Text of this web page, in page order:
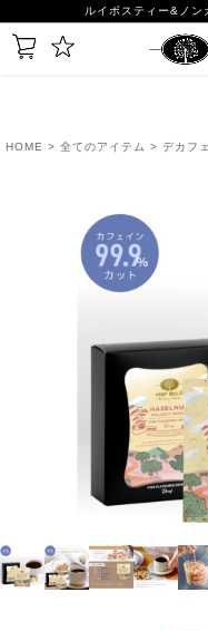
ルイボスティー&ノン
HOME > 全てのアイテム > デカフ